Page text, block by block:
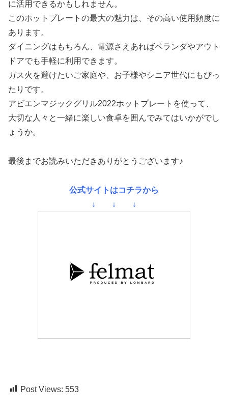
に活用できるかもしれません。
このホットプレートの最大の魅力は、その高い使用頻度に
あります。
ダイニングはもちろん、電源さえあればベランダやアウト
ドアでも手軽に利用できます。
ガス火を避けたいご家庭や、お子様やシニア世代にもぴっ
たりです。
アビエンマジックグリル2022ホットプレートを使って、
大切な人々と一緒に楽しい食卓を囲んでみてはいかがでし
ょうか。
最後までお読みいただきありがとうございます♪
公式サイトはコチラから
↓ ↓ ↓
Post Views: 553